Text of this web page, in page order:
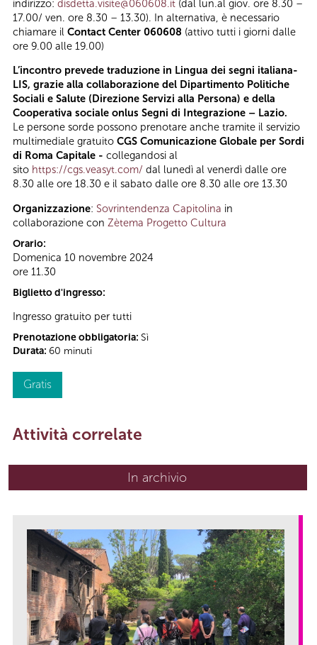
indirizzo: disdetta.visite@060608.it (dal lun.al giov. ore 8.30 –
17.00/ ven. ore 8.30 – 13.30). In alternativa, è necessario
chiamare il Contact Center 060608 (attivo tutti i giorni dalle
ore 9.00 alle 19.00)
L’incontro prevede traduzione in Lingua dei segni italiana-
LIS, grazie alla collaborazione del Dipartimento Politiche
Sociali e Salute (Direzione Servizi alla Persona) e della
Cooperativa sociale onlus Segni di Integrazione – Lazio.
Le persone sorde possono prenotare anche tramite il servizio
multimediale gratuito CGS Comunicazione Globale per Sordi
di Roma Capitale - collegandosi al
sito https://cgs.veasyt.com/ dal lunedì al venerdì dalle ore
8.30 alle ore 18.30 e il sabato dalle ore 8.30 alle ore 13.30
Organizzazione: Sovrintendenza Capitolina in
collaborazione con Zètema Progetto Cultura
Orario:
Domenica 10 novembre 2024
ore 11.30
Biglietto d'ingresso:
Ingresso gratuito per tutti
Prenotazione obbligatoria: Sì
Durata: 60 minuti
Gratis
Attività correlate
In archivio